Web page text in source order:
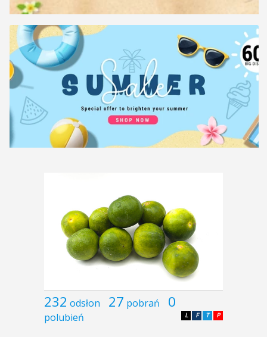
232 odsłon 27 pobrań 0
polubień P
T
F
L